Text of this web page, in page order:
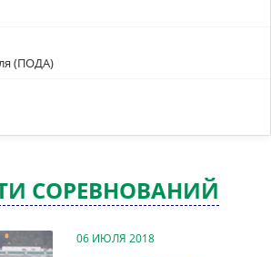
(ПОДА)
СОРЕВНОВАНИЙ
06 ИЮЛЯ 2018